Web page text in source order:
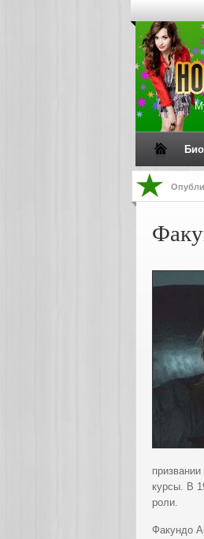
курсы. В
роли.
Факундо